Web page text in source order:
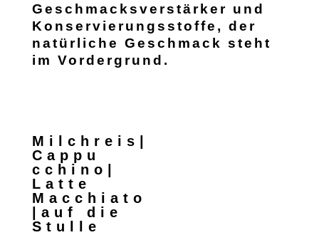
Geschmacksverstärker und
Konservierungsstoffe, der
natürliche Geschmack steht
im Vordergrund.
Milchreis|
Cappu
cchino|
Latte
Macchiato
|auf die
Stulle